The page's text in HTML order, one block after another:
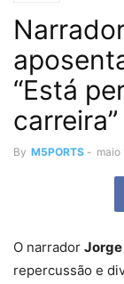
“Está
carreira”
By M5PORTS - maio
O narrador
repercussão e